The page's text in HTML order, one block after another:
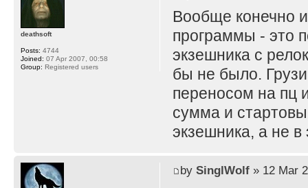
Вообще конечно
программы - это
экзешника с
бы не было.
переносом на пц
сумма и
экзешника, а не в
deathsoft
Posts: 4744
Joined: 07 Apr 2007, 00:58
Group: Registered users
by SinglWolf» 12 Mar